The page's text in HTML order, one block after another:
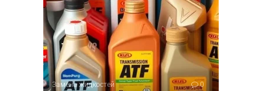
Замена жидкостей 0